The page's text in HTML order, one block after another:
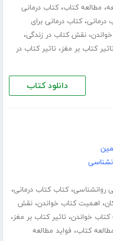
، مطالعه کتاب،کتاب درمانی
درمانی،کتاب درمانی برای
،نقش کتاب در زندگی،
تاثیر کتاب بر مغز، تاثیر کتاب در
دانلود کتاب
روانشناسی،کتاب کتاب درمانی،
، اهمیت کتاب خواندن،نقش
کتاب خواندن، تاثیر کتاب بر مغز،
کتاب، فواید مطالعه